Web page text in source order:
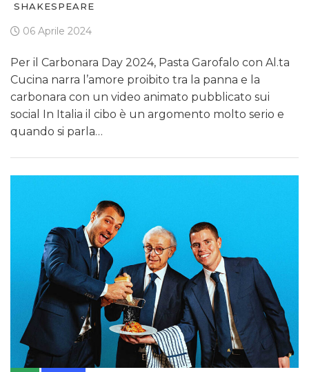
SHAKESPEARE
06 Aprile 2024
Per il Carbonara Day 2024, Pasta Garofalo con Al.ta
Cucina narra l’amore proibito tra la panna e la
carbonara con un video animato pubblicato sui
social In Italia il cibo è un argomento molto serio e
quando si parla…